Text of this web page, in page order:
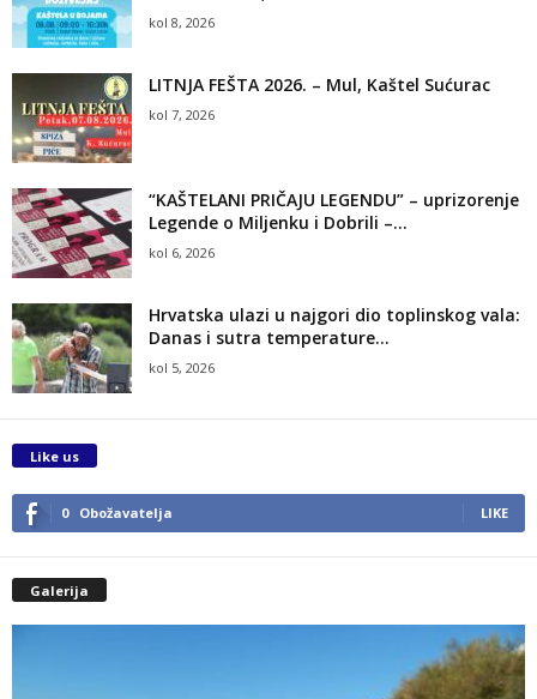
kol 8, 2026
LITNJA FEŠTA 2026. – Mul, Kaštel Sućurac
kol 7, 2026
“KAŠTELANI PRIČAJU LEGENDU” – uprizorenje
Legende o Miljenku i Dobrili –...
kol 6, 2026
Hrvatska ulazi u najgori dio toplinskog vala:
Danas i sutra temperature...
kol 5, 2026
Like us
0 Obožavatelja LIKE
Galerija